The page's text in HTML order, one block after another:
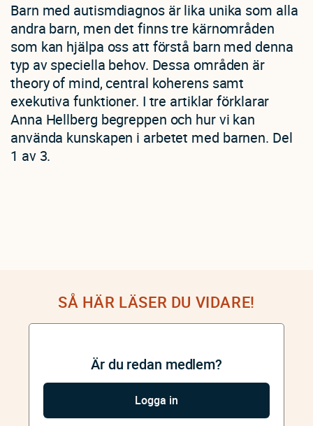
Barn med autismdiagnos är lika unika som alla
andra barn, men det finns tre kärnområden
som kan hjälpa oss att förstå barn med denna
typ av speciella behov. Dessa områden är
theory of mind, central koherens samt
exekutiva funktioner. I tre artiklar förklarar
Anna Hellberg begreppen och hur vi kan
använda kunskapen i arbetet med barnen. Del
1 av 3.
SÅ HÄR LÄSER DU VIDARE!
Är du redan medlem?
Logga in